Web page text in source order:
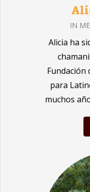
IN
Alicia ha
Fundación
para
muchos